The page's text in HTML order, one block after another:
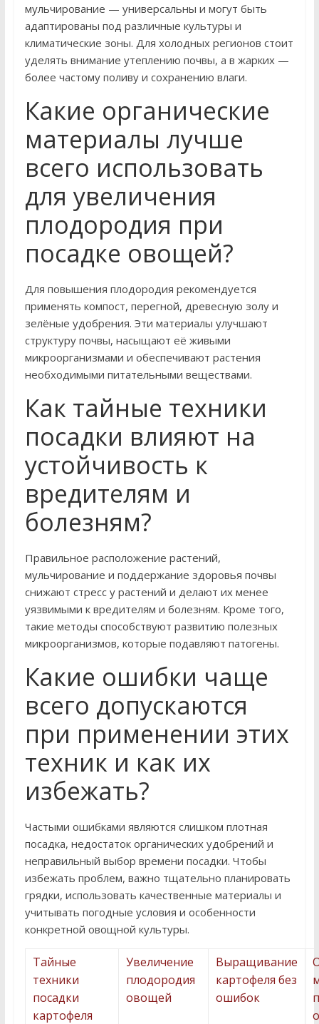
мульчирование — универсальны и могут быть
адаптированы под различные культуры и
климатические зоны. Для холодных регионов стоит
уделять внимание утеплению почвы, а в жарких —
более частому поливу и сохранению влаги.
Какие органические
материалы лучше
всего использовать
для увеличения
плодородия при
посадке овощей?
Для повышения плодородия рекомендуется
применять компост, перегной, древесную золу и
зелёные удобрения. Эти материалы улучшают
структуру почвы, насыщают её живыми
микроорганизмами и обеспечивают растения
необходимыми питательными веществами.
Как тайные техники
посадки влияют на
устойчивость к
вредителям и
болезням?
Правильное расположение растений,
мульчирование и поддержание здоровья почвы
снижают стресс у растений и делают их менее
уязвимыми к вредителям и болезням. Кроме того,
такие методы способствуют развитию полезных
микроорганизмов, которые подавляют патогены.
Какие ошибки чаще
всего допускаются
при применении этих
техник и как их
избежать?
Частыми ошибками являются слишком плотная
посадка, недостаток органических удобрений и
неправильный выбор времени посадки. Чтобы
избежать проблем, важно тщательно планировать
грядки, использовать качественные материалы и
учитывать погодные условия и особенности
конкретной овощной культуры.
Тайные
техники
посадки
картофеля
Увеличение
плодородия
овощей
Выращивание
картофеля без
ошибок